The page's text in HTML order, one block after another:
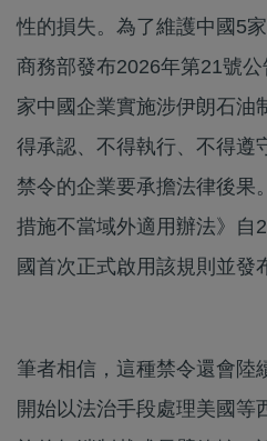
性的損失。為了維護中國5
商務部發布2026年第21號
家中國企業實施涉伊朗石油
得承認、不得執行、不得遵
禁令的企業要承擔法律後果
措施不當域外適用辦法》自
國首次正式啟用該規則並發
筆者相信，這種禁令還會陸
開始以法治手段處理美國等